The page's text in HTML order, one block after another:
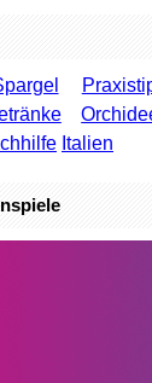
Italien